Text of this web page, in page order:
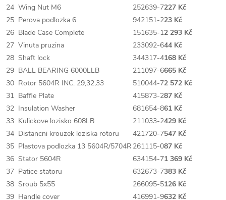
24 Wing Nut M6 252639-7227 Kč
25 Perova podlozka 6 942151-223 Kč
26 Blade Case Complete 151635-12 293 Kč
27 Vinuta pruzina 233092-644 Kč
28 Shaft lock 344317-4168 Kč
29 BALL BEARING 6000LLB 211097-6665 Kč
30 Rotor 5604R INC. 29,32,33 510044-72 572 Kč
31 Baffle Plate 415873-287 Kč
32 Insulation Washer 681654-861 Kč
33 Kulickove lozisko 608LB 211033-2429 Kč
34 Distancni krouzek loziska rotoru 421720-7547 Kč
35 Plastova podlozka 13 5604R/5704R 261115-087 Kč
36 Stator 5604R 634154-71 369 Kč
37 Patice statoru 632673-7383 Kč
38 Sroub 5x55 266095-5126 Kč
39 Handle cover 416991-9632 Kč